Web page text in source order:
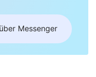
sind nur wenig
Sie sind nicht
Mühsal zu
nach
Messenger